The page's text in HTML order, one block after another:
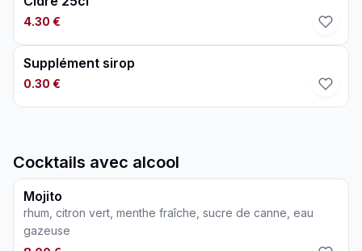
4.30 €
Supplément sirop
0.30 €
Cocktails avec alcool
Mojito
rhum, citron vert, menthe fraîche, sucre de canne, eau
gazeuse